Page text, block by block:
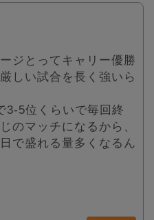
ジとってキャリー優勝
しい試合を長く強いら
3-5位くらいで毎回終
のマッチになるから、
で盛れる量多くなるん